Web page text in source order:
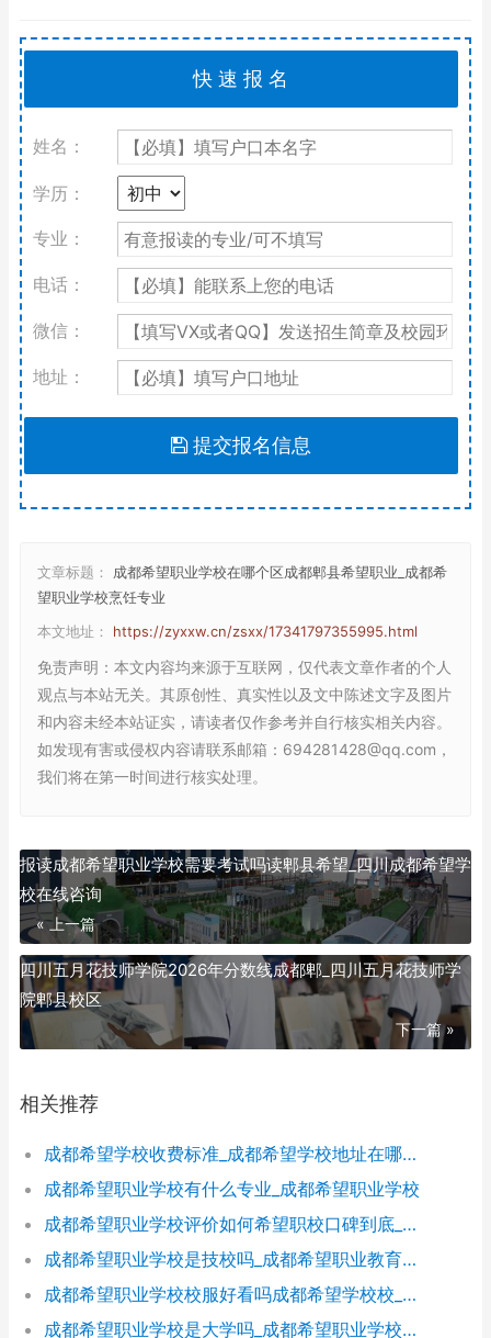
姓名：
学历：
专业：
电话：
微信：
地址：
提交报名信息
文章标题： 成都希望职业学校在哪个区成都郫县希望职业_成都希
望职业学校烹饪专业
本文地址： https://zyxxw.cn/zsxx/17341797355995.html
免责声明 ：本文内容均来源于互联网，仅代表文章作者的个人
观点与本站无关。其原创性、真实性以及文中陈述文字及图片
和内容未经本站证实，请读者仅作参考并自行核实相关内容。
如发现有害或侵权内容请联系邮箱：694281428@qq.com，
我们将在第一时间进行核实处理。
报读成都希望职业学校需要考试吗读郫县希望_四川成都希望学
校在线咨询
« 上一篇
四川五月花技师学院2026年分数线成都郫_四川五月花技师学
院郫县校区
下一篇 »
相关推荐
成都希望学校收费标准_成都希望学校地址在哪里呀
成都希望职业学校有什么专业_成都希望职业学校
成都希望职业学校评价如何希望职校口碑到底_成都希望职业学校烹饪专业
成都希望职业学校是技校吗_成都希望职业教育学校
成都希望职业学校校服好看吗成都希望学校校_成都希望职业学校官网
成都希望职业学校是大学吗_成都希望职业学校官网